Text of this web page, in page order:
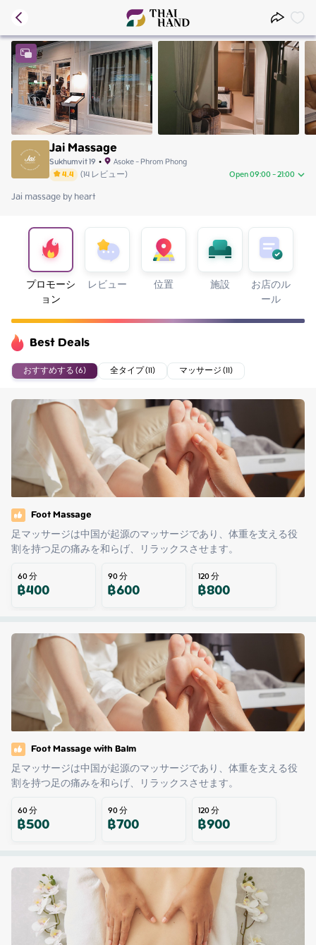
Jai Massage
Sukhumvit 19 • Asoke - Phrom Phong
4.4 (14レビュー) Open 09:00 - 21:00
Thursday
Saturday 09:00 - 21:00
Sunday 09:00 - 21:00
Monday 09:00 - 21:00
Tuesday 09:00 - 21:00
Wednesday 09:00 - 21:00
Jai massage by heart
プロモーシ
ョン
レビュー 位置 施設 お店のル
ール
Best Deals
おすすめする (6) 全タイプ (11) マッサージ (11)
Foot Massage
足マッサージは中国が起源のマッサージであり、体重を支える役
割を持つ足の痛みを和らげ、リラックスさせます。
60分
฿400 90分
฿600 120分
฿800
Foot Massage with Balm
足マッサージは中国が起源のマッサージであり、体重を支える役
割を持つ足の痛みを和らげ、リラックスさせます。
60分
฿500 90分
฿700 120分
฿900